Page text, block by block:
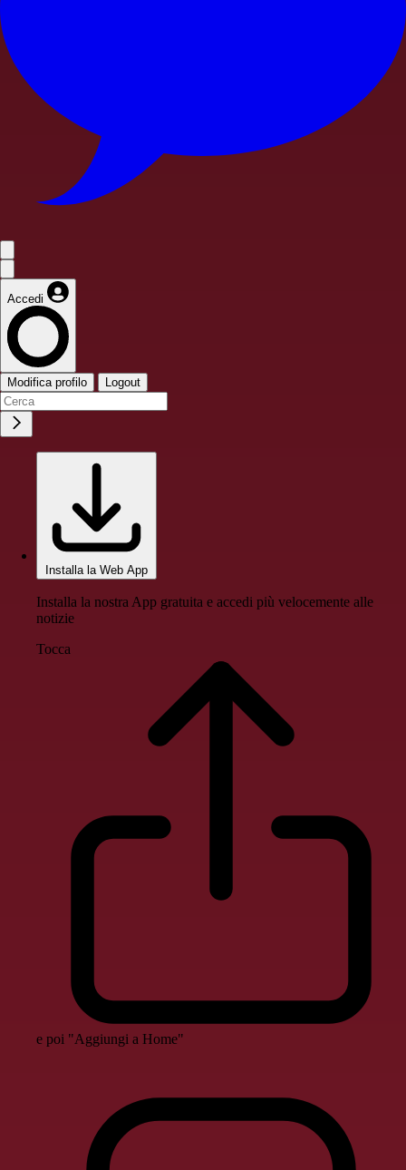
Accedi
Modifica profilo Logout
Installa la Web App
Installa la nostra App gratuita e accedi più velocemente alle
notizie
Tocca
e poi "Aggiungi a Home"